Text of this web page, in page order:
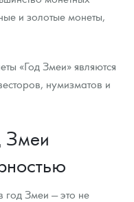
и золотые монеты,
«Год Змеи» являются
нумизматов и
Змеи
год Змеи — это не